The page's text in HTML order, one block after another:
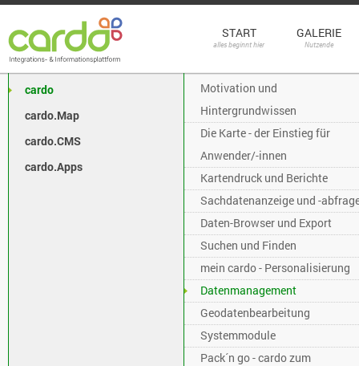
START
alles beginnt hier
GALERIE
Nutzende
cardo
cardo.Map
cardo.CMS
cardo.Apps
Motivation und
Hintergrundwissen
Die Karte - der Einstieg für
Anwender/-innen
Kartendruck und Berichte
Sachdatenanzeige und -
Daten-Browser und Export
Suchen und Finden
mein cardo - Personalisierung
Datenmanagement
Geodatenbearbeitung
Systemmodule
Pack´n go - cardo zum